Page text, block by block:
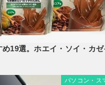
19選。ホエイ・ソイ・カ
パソコン・ス